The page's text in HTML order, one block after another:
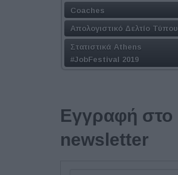
Coaches
Απολογιστικό Δελτίο Τύπου
Στατιστικά Athens
#JobFestival 2019
Εγγραφή στο
newsletter